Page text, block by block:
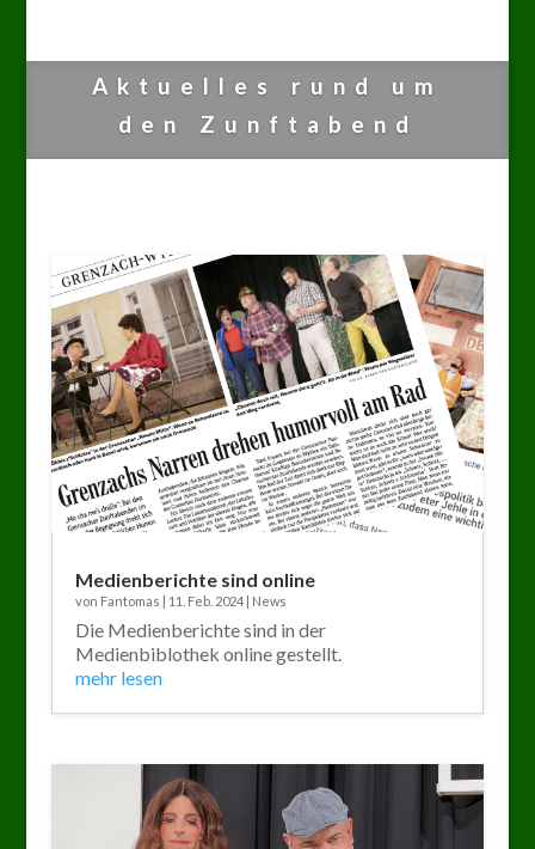
Aktuelles rund um
den Zunftabend
Medienberichte sind online
von Fantomas | 11. Feb. 2024| News
Die Medienberichte sind in der
Medienbiblothek online gestellt.
mehr lesen